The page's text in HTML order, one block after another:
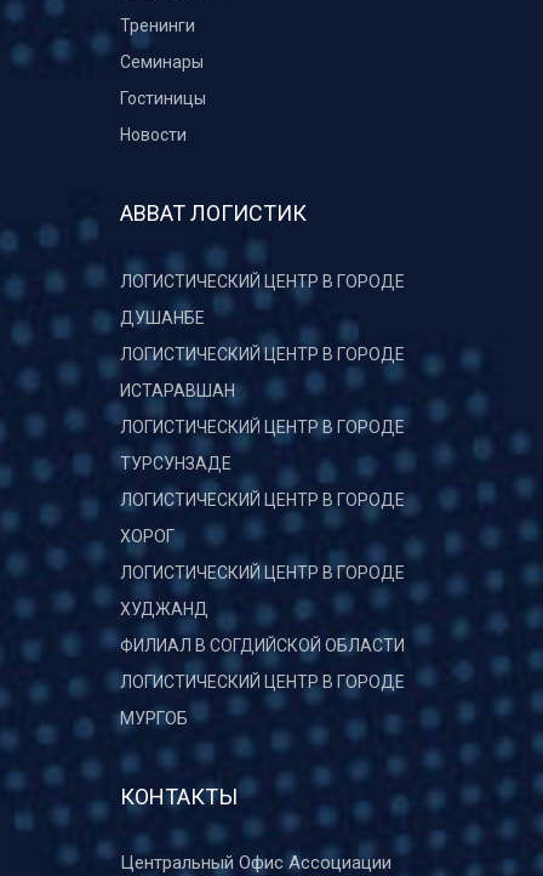
Тренинги
Семинары
Гостиницы
Новости
АВВАТ ЛОГИСТИК
ЛОГИСТИЧЕСКИЙ ЦЕНТР В ГОРОДЕ
ДУШАНБЕ
ЛОГИСТИЧЕСКИЙ ЦЕНТР В ГОРОДЕ
ИСТАРАВШАН
ЛОГИСТИЧЕСКИЙ ЦЕНТР В ГОРОДЕ
ТУРСУНЗАДЕ
ЛОГИСТИЧЕСКИЙ ЦЕНТР В ГОРОДЕ
ХОРОГ
ЛОГИСТИЧЕСКИЙ ЦЕНТР В ГОРОДЕ
ХУДЖАНД
ФИЛИАЛ В СОГДИЙСКОЙ ОБЛАСТИ
ЛОГИСТИЧЕСКИЙ ЦЕНТР В ГОРОДЕ
МУРГОБ
КОНТАКТЫ
Центральный Офис Ассоциации